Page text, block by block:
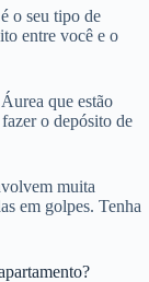
o seu tipo de
entre você e o
que estão
o depósito de
muita
em golpes. Tenha